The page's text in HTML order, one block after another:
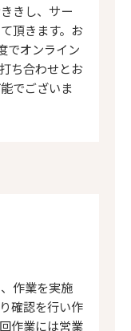
きし、サー
頂きます。お
でオンライン
ち合わせとお
でございま
作業を実施
確認を行い作
作業には営業